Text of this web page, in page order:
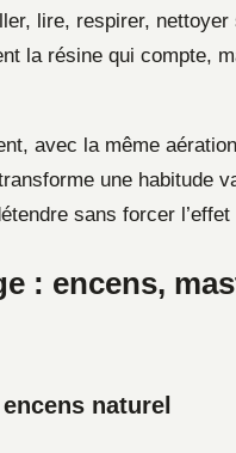
lire, respirer,
la résine qui compte,
avec la même
une habitude
sans forcer
: encens,
naturel